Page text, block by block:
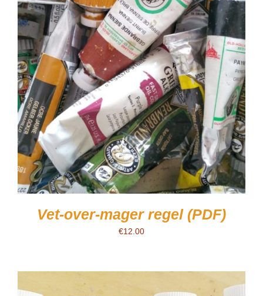
Vet-over-mager regel (PDF)
€12.00